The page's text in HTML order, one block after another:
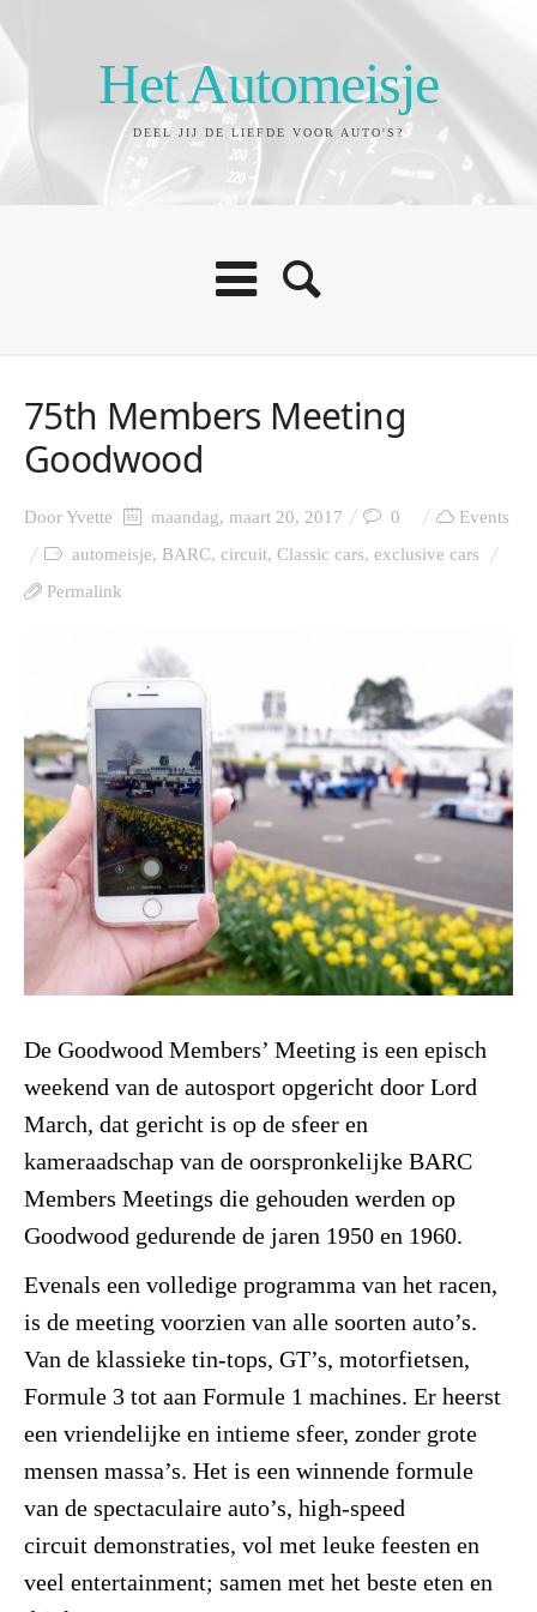
Het Automeisje
DEEL JIJ DE LIEFDE VOOR AUTO'S?
75th Members Meeting
Goodwood
DoorYvette maandag, maart 20, 2017 0
Events
automeisje, BARC, circuit, Classic cars, exclusive cars
Permalink
De Goodwood Members’ Meeting is een episch
weekend van de autosport opgericht door Lord
March, dat gericht is op de sfeer en
kameraadschap van de oorspronkelijke BARC
Members Meetings die gehouden werden op
Goodwood gedurende de jaren 1950 en 1960.
Evenals een volledige programma van het racen,
is de meeting voorzien van alle soorten auto’s.
Van de klassieke tin-tops, GT’s, motorfietsen,
Formule 3 tot aan Formule 1 machines. Er heerst
een vriendelijke en intieme sfeer, zonder grote
mensen massa’s. Het is een winnende formule
van de spectaculaire auto’s, high-speed
circuit demonstraties, vol met leuke feesten en
veel entertainment; samen met het beste eten en